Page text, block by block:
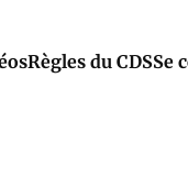
Règles du CDSSe